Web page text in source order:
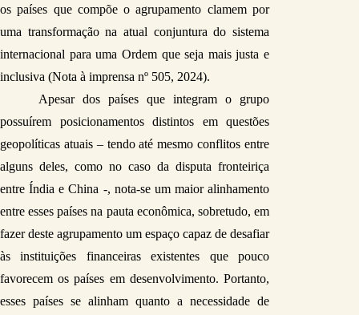
os países que compõe o agrupamento clamem por
uma transformação na atual conjuntura do sistema
internacional para uma Ordem que seja mais justa e
inclusiva (Nota à imprensa nº 505, 2024).
Apesar dos países que integram o grupo
possuírem posicionamentos distintos em questões
geopolíticas atuais – tendo até mesmo conflitos entre
alguns deles, como no caso da disputa fronteiriça
entre Índia e China -, nota-se um maior alinhamento
entre esses países na pauta econômica, sobretudo, em
fazer deste agrupamento um espaço capaz de desafiar
às instituições financeiras existentes que pouco
favorecem os países em desenvolvimento. Portanto,
esses países se alinham quanto a necessidade de